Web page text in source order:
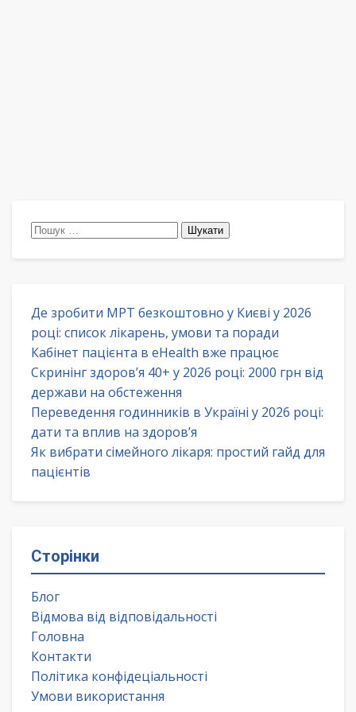
Пошук:
Де зробити МРТ безкоштовно у Києві у 2026
році: список лікарень, умови та поради
Кабінет пацієнта в eHealth вже працює
Скринінг здоров’я 40+ у 2026 році: 2000 грн від
держави на обстеження
Переведення годинників в Україні у 2026 році:
дати та вплив на здоров’я
Як вибрати сімейного лікаря: простий гайд для
пацієнтів
Сторінки
Блог
Відмова від відповідальності
Головна
Контакти
Політика конфідеціальності
Умови використання